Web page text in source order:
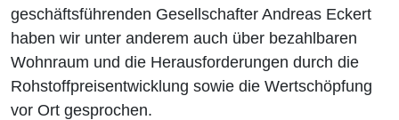
geschäftsführenden Gesellschafter Andreas Eckert
haben wir unter anderem auch über bezahlbaren
Wohnraum und die Herausforderungen durch die
Rohstoffpreisentwicklung sowie die Wertschöpfung
vor Ort gesprochen.